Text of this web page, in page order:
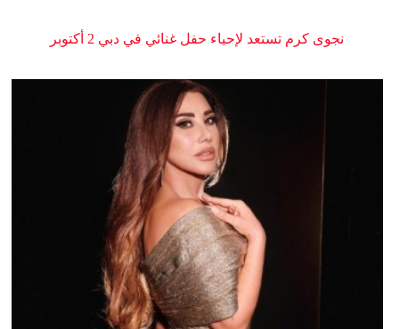
نجوى كرم تستعد لإحياء حفل غنائي في دبي 2 أكتوبر